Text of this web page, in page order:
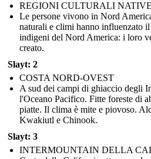
REGIONI CULTURALI
Le persone vivono in Nord
naturali e climi hanno influenzato
indigeni del Nord America: i loro
creato.
Slayt: 2
COSTA NORD-OVEST
A sud dei campi di ghiaccio degli
l'Oceano Pacifico. Fitte foreste di
piatte. Il clima è mite e piovoso.
Kwakiutl e Chinook.
Slayt: 3
INTERMOUNTAIN DELLA